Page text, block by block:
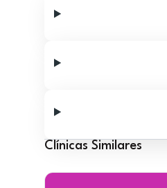
Clínicas Similares